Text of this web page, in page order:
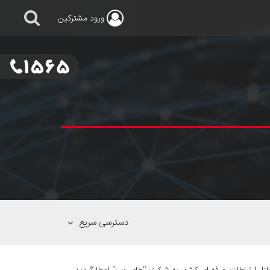
ورود مشترکین
دسترسی سریع